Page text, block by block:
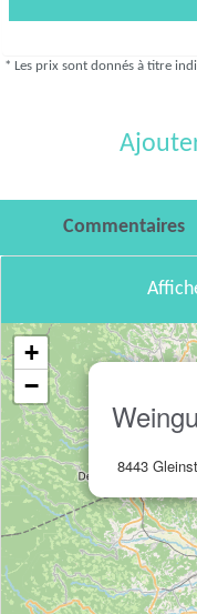
* Les prix sont donnés à titre
Commentaires
8443
+
−